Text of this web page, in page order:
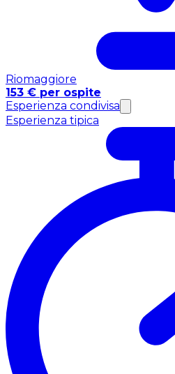
Riomaggiore
153 € per ospite
Esperienza condivisa
Esperienza tipica